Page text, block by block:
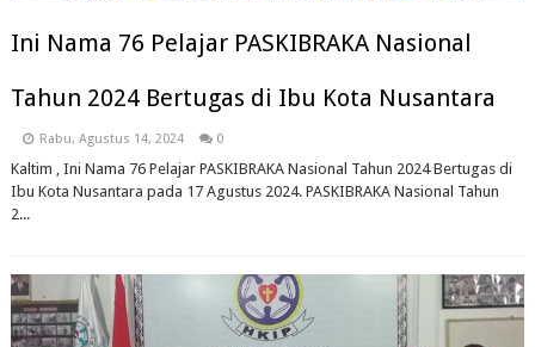
Ini Nama 76 Pelajar PASKIBRAKA Nasional
Tahun 2024 Bertugas di Ibu Kota Nusantara
Rabu, Agustus 14, 2024 0
Kaltim , Ini Nama 76 Pelajar PASKIBRAKA Nasional Tahun 2024 Bertugas di
Ibu Kota Nusantara pada 17 Agustus 2024. PASKIBRAKA Nasional Tahun
2...